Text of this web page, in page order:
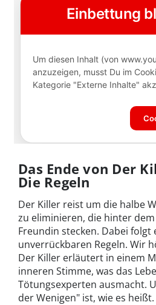
Das Ende von Der
Die Regeln
Der Killer reist um die halbe
zu eliminieren, die hinter
Freundin stecken. Dabei folgt
unverrückbaren Regeln. Wir
Der Killer erläutert in einem
inneren Stimme, was das
Tötungsexperten ausmacht.
der Wenigen" ist, wie es heißt.